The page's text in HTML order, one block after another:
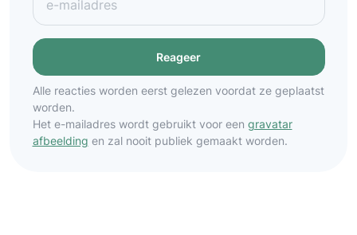
Alle reacties worden eerst gelezen voordat ze geplaatst
worden.
Het e-mailadres wordt gebruikt voor een gravatar
afbeelding en zal nooit publiek gemaakt worden.